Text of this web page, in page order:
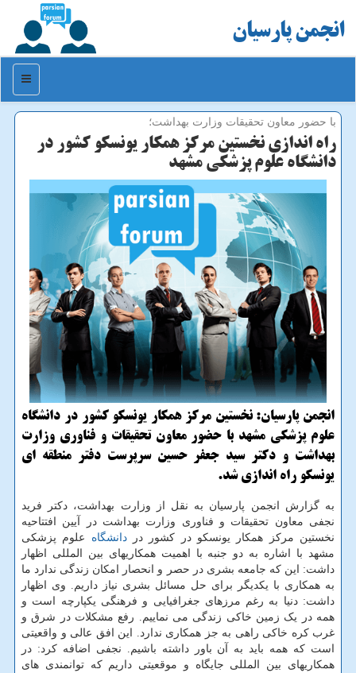
انجمن پارسیان
منو
با حضور معاون تحقیقات وزارت بهداشت؛
راه اندازی نخستین مرکز همکار یونسکو کشور در
دانشگاه علوم پزشکی مشهد
انجمن پارسیان: نخستین مرکز همکار یونسکو کشور در دانشگاه
علوم پزشکی مشهد با حضور معاون تحقیقات و فناوری وزارت
بهداشت و دکتر سید جعفر حسین سرپرست دفتر منطقه ای
یونسکو راه اندازی شد.
به گزارش انجمن پارسیان به نقل از وزارت بهداشت، دکتر فرید
نجفی معاون تحقیقات و فناوری وزارت بهداشت در آیین افتتاحیه
نخستین مرکز همکار یونسکو در کشور دردانشگاه علوم پزشکی
مشهد با اشاره به دو جنبه با اهمیت همکاریهای بین المللی اظهار
داشت: این که جامعه بشری در حصر و انحصار امکان زندگی ندارد ما
به همکاری با یکدیگر برای حل مسائل بشری نیاز داریم. وی اظهار
داشت: دنیا به رغم مرزهای جغرافیایی و فرهنگی یکپارچه است و
همه در یک زمین خاکی زندگی می نماییم. رفع مشکلات در شرق و
غرب کره خاکی راهی به جز همکاری ندارد. این افق عالی و واقعیتی
است که همه باید به آن باور داشته باشیم. نجفی اضافه کرد: در
همکاریهای بین المللی جایگاه و موقعیتی داریم که توانمندی های